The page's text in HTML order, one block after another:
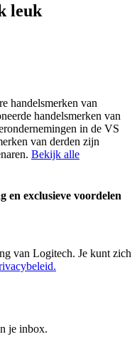
leuk
handelsmerken van
handelsmerken van
in de VS
van derden zijn
Bekijk alle
en exclusieve voordelen
van Logitech. Je kunt zich
je inbox.